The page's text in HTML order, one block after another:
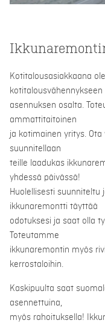
Kotitalousasiakkaana
kotitalousvähennykseen
asennuksen osalta.
ammattitaitoinen
ja kotimainen yritys.
suunnitellaan
teille laadukas
yhdessä päivässä!
Huolellisesti
ikkunaremontti täyttää
odotuksesi ja saat olla
Toteutamme
ikkunaremontin myös
kerrostaloihin.
Kaskipuulta saat
asennettuina,
myös rahoituksella!